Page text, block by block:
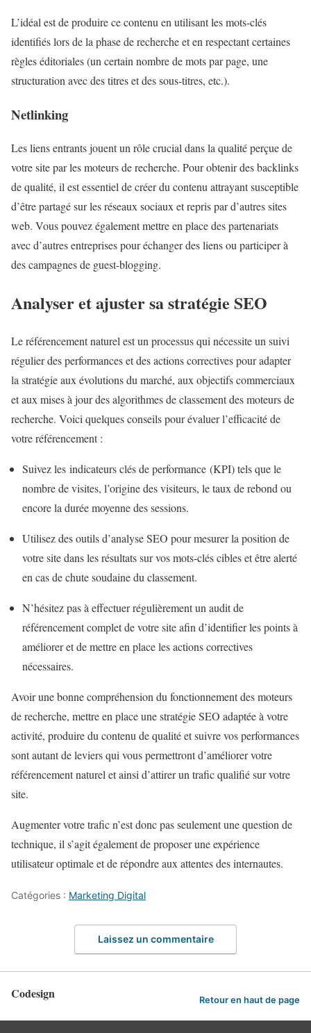
L’idéal est de produire ce contenu en utilisant les mots-clés
identifiés lors de la phase de recherche et en respectant certaines
règles éditoriales (un certain nombre de mots par page, une
structuration avec des titres et des sous-titres, etc.).
Netlinking
Les liens entrants jouent un rôle crucial dans la qualité perçue de
votre site par les moteurs de recherche. Pour obtenir des backlinks
de qualité, il est essentiel de créer du contenu attrayant susceptible
d’être partagé sur les réseaux sociaux et repris par d’autres sites
web. Vous pouvez également mettre en place des partenariats
avec d’autres entreprises pour échanger des liens ou participer à
des campagnes de guest-blogging.
Analyser et ajuster sa stratégie SEO
Le référencement naturel est un processus qui nécessite un suivi
régulier des performances et des actions correctives pour adapter
la stratégie aux évolutions du marché, aux objectifs commerciaux
et aux mises à jour des algorithmes de classement des moteurs de
recherche. Voici quelques conseils pour évaluer l’efficacité de
votre référencement :
Suivez les indicateurs clés de performance (KPI) tels que le
nombre de visites, l’origine des visiteurs, le taux de rebond ou
encore la durée moyenne des sessions.
Utilisez des outils d’analyse SEO pour mesurer la position de
votre site dans les résultats sur vos mots-clés cibles et être alerté
en cas de chute soudaine du classement.
N’hésitez pas à effectuer régulièrement un audit de
référencement complet de votre site afin d’identifier les points à
améliorer et de mettre en place les actions correctives
nécessaires.
Avoir une bonne compréhension du fonctionnement des moteurs
de recherche, mettre en place une stratégie SEO adaptée à votre
activité, produire du contenu de qualité et suivre vos performances
sont autant de leviers qui vous permettront d’améliorer votre
référencement naturel et ainsi d’attirer un trafic qualifié sur votre
site.
Augmenter votre trafic n’est donc pas seulement une question de
technique, il s’agit également de proposer une expérience
utilisateur optimale et de répondre aux attentes des internautes.
Catégories : Marketing Digital
Laissez un commentaire
Codesign Retour en haut de page